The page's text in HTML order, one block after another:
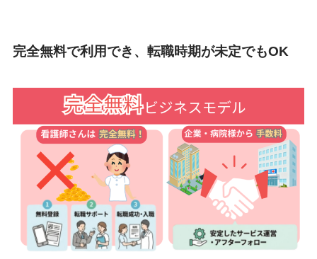
完全無料で利用でき、転職時期が未定でもOK